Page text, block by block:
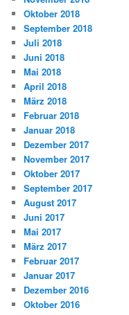
Oktober 2018
September 2018
Juli 2018
Juni 2018
Mai 2018
April 2018
März 2018
Februar 2018
Januar 2018
Dezember 2017
November 2017
Oktober 2017
September 2017
August 2017
Juni 2017
Mai 2017
März 2017
Februar 2017
Januar 2017
Dezember 2016
Oktober 2016